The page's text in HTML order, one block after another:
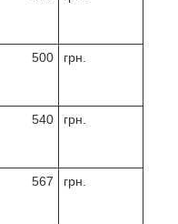
500 грн.
540 грн.
567 грн.